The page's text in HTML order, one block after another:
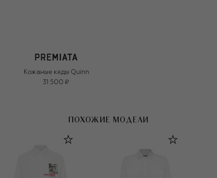
Кожаные кеды Quinn
31 500 ₽
ПОХОЖИЕ МОДЕЛИ